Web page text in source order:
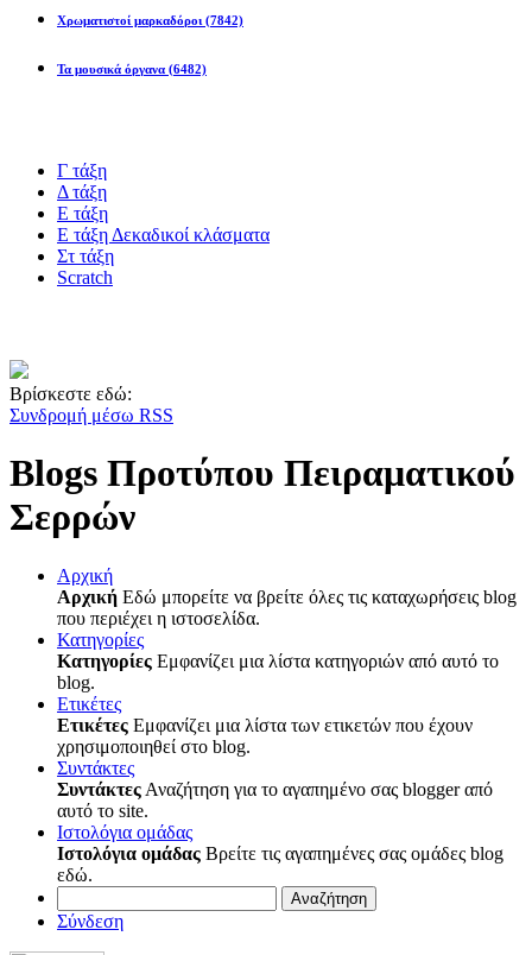
Χρωματιστοί μαρκαδόροι (7842)
Τα μουσικά όργανα (6482)
Γ τάξη
Δ τάξη
Ε τάξη
Ε τάξη Δεκαδικοί κλάσματα
Στ τάξη
Scratch
Βρίσκεστε εδώ:
Συνδρομή μέσω RSS
Blogs Προτύπου Πειραματικού
Σερρών
Αρχική
Αρχική Εδώ μπορείτε να βρείτε όλες τις καταχωρήσεις blog
που περιέχει η ιστοσελίδα.
Κατηγορίες
Κατηγορίες Εμφανίζει μια λίστα κατηγοριών από αυτό το
blog.
Ετικέτες
Ετικέτες Εμφανίζει μια λίστα των ετικετών που έχουν
χρησιμοποιηθεί στο blog.
Συντάκτες
Συντάκτες Αναζήτηση για το αγαπημένο σας blogger από
αυτό το site.
Ιστολόγια ομάδας
Ιστολόγια ομάδας Βρείτε τις αγαπημένες σας ομάδες blog
εδώ.
Αναζήτηση
Σύνδεση